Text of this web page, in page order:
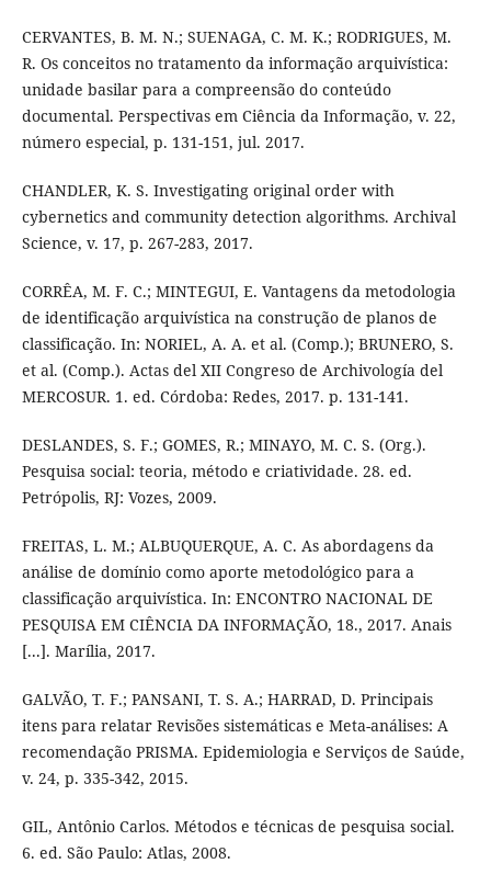
CERVANTES, B. M. N.; SUENAGA, C. M. K.; RODRIGUES, M.
R. Os conceitos no tratamento da informação arquivística:
unidade basilar para a compreensão do conteúdo
documental. Perspectivas em Ciência da Informação, v. 22,
número especial, p. 131-151, jul. 2017.
CHANDLER, K. S. Investigating original order with
cybernetics and community detection algorithms. Archival
Science, v. 17, p. 267-283, 2017.
CORRÊA, M. F. C.; MINTEGUI, E. Vantagens da metodologia
de identificação arquivística na construção de planos de
classificação. In: NORIEL, A. A. et al. (Comp.); BRUNERO, S.
et al. (Comp.). Actas del XII Congreso de Archivología del
MERCOSUR. 1. ed. Córdoba: Redes, 2017. p. 131-141.
DESLANDES, S. F.; GOMES, R.; MINAYO, M. C. S. (Org.).
Pesquisa social: teoria, método e criatividade. 28. ed.
Petrópolis, RJ: Vozes, 2009.
FREITAS, L. M.; ALBUQUERQUE, A. C. As abordagens da
análise de domínio como aporte metodológico para a
classificação arquivística. In: ENCONTRO NACIONAL DE
PESQUISA EM CIÊNCIA DA INFORMAÇÃO, 18., 2017. Anais
[...]. Marília, 2017.
GALVÃO, T. F.; PANSANI, T. S. A.; HARRAD, D. Principais
itens para relatar Revisões sistemáticas e Meta-análises: A
recomendação PRISMA. Epidemiologia e Serviços de Saúde,
v. 24, p. 335-342, 2015.
GIL, Antônio Carlos. Métodos e técnicas de pesquisa social.
6. ed. São Paulo: Atlas, 2008.